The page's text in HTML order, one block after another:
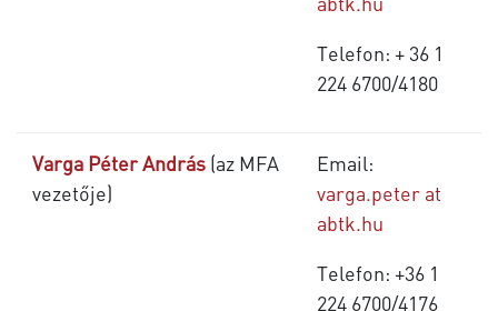
Telefon: + 36 1
224 6700/4180
Varga Péter András(az MFA
vezetője)
Email:
varga.peter at
abtk.hu
Telefon: +36 1
224 6700/4176